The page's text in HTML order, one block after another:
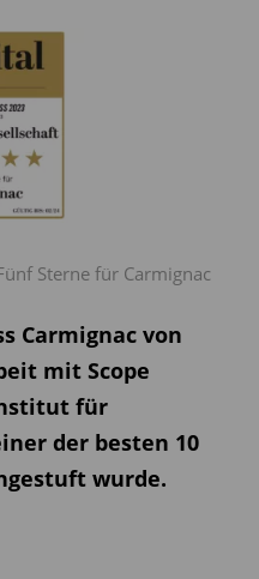
Sterne für Carmignac
Carmignac von
mit Scope
für
der besten 10
wurde.